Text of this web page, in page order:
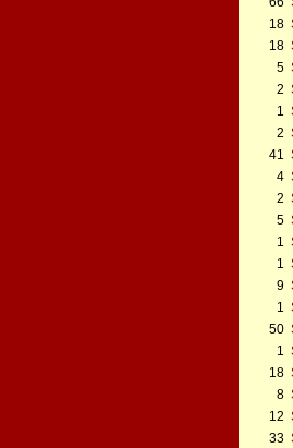
18
18
5
2
1
2
41
4
2
5
1
1
9
1
50
1
18
8
12
33